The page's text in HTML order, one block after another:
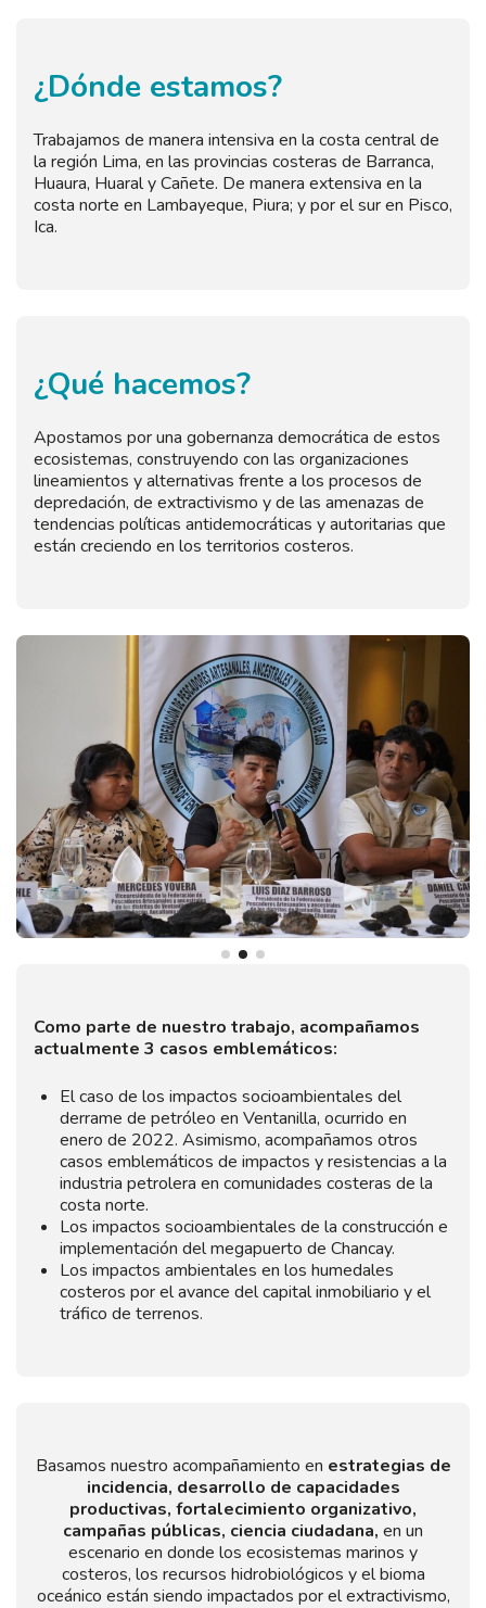
¿Dónde estamos?
Trabajamos de manera intensiva en la costa central de
la región Lima, en las provincias costeras de Barranca,
Huaura, Huaral y Cañete. De manera extensiva en la
costa norte en Lambayeque, Piura; y por el sur en Pisco,
Ica.
¿Qué hacemos?
Apostamos por una gobernanza democrática de estos
ecosistemas, construyendo con las organizaciones
lineamientos y alternativas frente a los procesos de
depredación, de extractivismo y de las amenazas de
tendencias políticas antidemocráticas y autoritarias que
están creciendo en los territorios costeros.
Como parte de nuestro trabajo, acompañamos
actualmente 3 casos emblemáticos:
El caso de los impactos socioambientales del
derrame de petróleo en Ventanilla, ocurrido en
enero de 2022. Asimismo, acompañamos otros
casos emblemáticos de impactos y resistencias a la
industria petrolera en comunidades costeras de la
costa norte.
Los impactos socioambientales de la construcción e
implementación del megapuerto de Chancay.
Los impactos ambientales en los humedales
costeros por el avance del capital inmobiliario y el
tráfico de terrenos.
Basamos nuestro acompañamiento en estrategias de
incidencia, desarrollo de capacidades
productivas, fortalecimiento organizativo,
campañas públicas, ciencia ciudadana, en un
escenario en donde los ecosistemas marinos y
costeros, los recursos hidrobiológicos y el bioma
oceánico están siendo impactados por el extractivismo,